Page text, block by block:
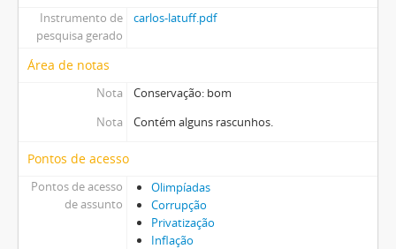
Instrumento de
pesquisa gerado
carlos-latuff.pdf
Área de notas
Nota
Conservação: bom
Nota
Contém alguns rascunhos.
Pontos de acesso
Pontos de acesso
de assunto
Olimpíadas
Corrupção
Privatização
Inflação